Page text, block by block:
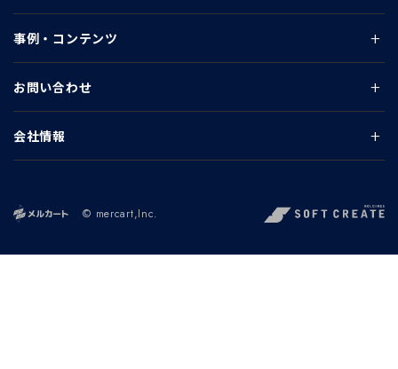
事例・コンテンツ
お問い合わせ
会社情報
© mercart,Inc.